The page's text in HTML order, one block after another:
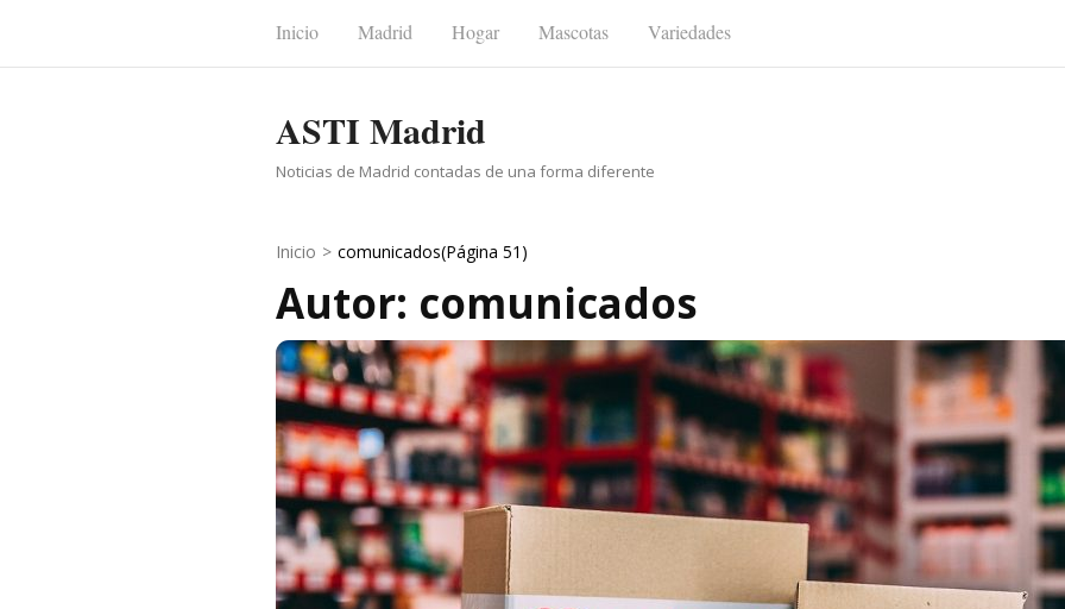
Inicio Madrid Hogar Mascotas Variedades
ASTI Madrid
Noticias de Madrid contadas de una forma diferente
Inicio > comunicados(Página 51)
Autor: comunicados